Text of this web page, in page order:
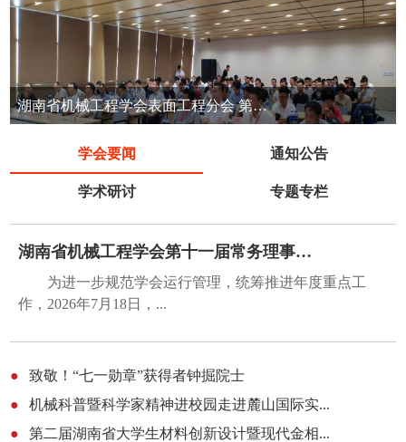
湖南省机械工程学会表面工程分会 第七届表面工程清洁生产技术交流会
学会要闻 通知公告
学术研讨 专题专栏
湖南省机械工程学会第十一届常务理事会第五...
为进一步规范学会运行管理，统筹推进年度重点工
作，2026年7月18日，...
●
致敬！“七一勋章”获得者钟掘院士
●
机械科普暨科学家精神进校园走进麓山国际实...
●
第二届湖南省大学生材料创新设计暨现代金相...